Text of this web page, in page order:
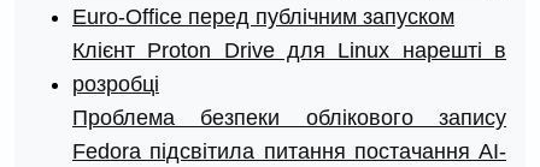
Euro-Office перед публічним запуском
Клієнт Proton Drive для Linux нарешті в
розробці
Проблема безпеки облікового запису
Fedora підсвітила питання постачання AI-